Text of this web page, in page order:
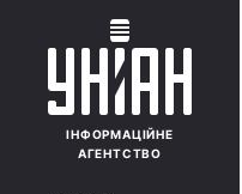
ІНФОРМАЦІЙНЕ
АГЕНТСТВО